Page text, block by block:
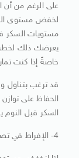
على الرغم من أن
لخفض مستوى
مستويات السكر
يعرضك ذلك لخطر
خاصةً إذا كنت
قد ترغب بتناول
الحفاظ على
السكر قبل النوم
4- الإفراط في تصحيح انخفاض سكر الدم قبل النوم